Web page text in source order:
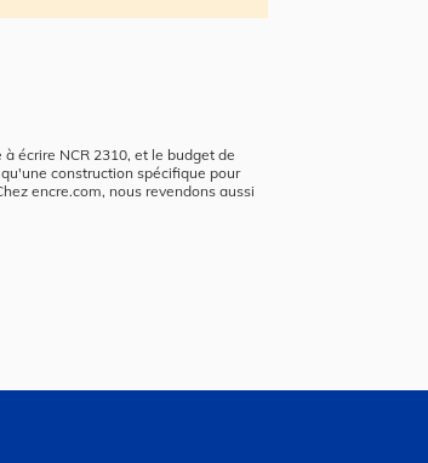
écrire NCR 2310, et le budget de
construction spécifique pour
encre.com, nous revendons aussi